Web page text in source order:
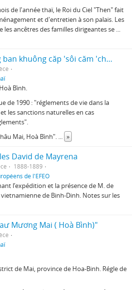
de l'année thaï, le Roi du Ciel "Then" fait
et d'entretien à son palais. Les
ancêtres des familles dirigeantes se ...
" 'Dong kin dú kuông ban khuông căp 'sôi căm 'cho 'căm 'chơ phit khong"
Bình.
de 1990 : "réglements de vie dans la
les sanctions naturelles en cas
Mai, Hoà Bình". ... »
David de Mayrena
1888-1889
de l'EFEO
l’expédition et la présence de M. de
de Binh-Dinh. Notes sur les
Mương Mai ( Hoà Bình)"
de Mai, province de Hoa-Binh. Régle de